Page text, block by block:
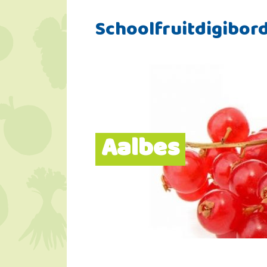
Aalbes